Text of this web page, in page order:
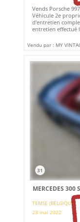
Vends Porsche
Véhicule 2e
d'entretien
entretien effectué
Vendu par : MY
31
MERCEDES 300
TEMSE (BELGIQUE)
23 mai 2022